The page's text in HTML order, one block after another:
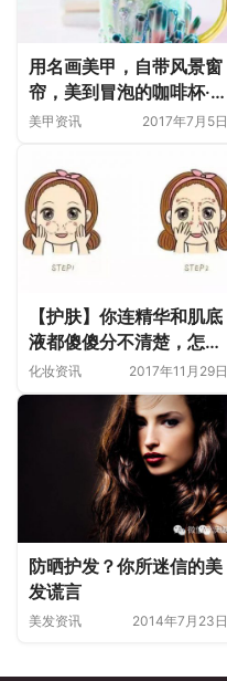
用名画美甲，自带风景窗
帘，美到冒泡的咖啡杯···
这就是本周的创意精选
美甲资讯 2017年7月5日
【护肤】你连精华和肌底
液都傻傻分不清楚，怎么
能美到天荒地老？
化妆资讯 2017年11月29日
防晒护发？你所迷信的美
发谎言
美发资讯 2014年7月23日